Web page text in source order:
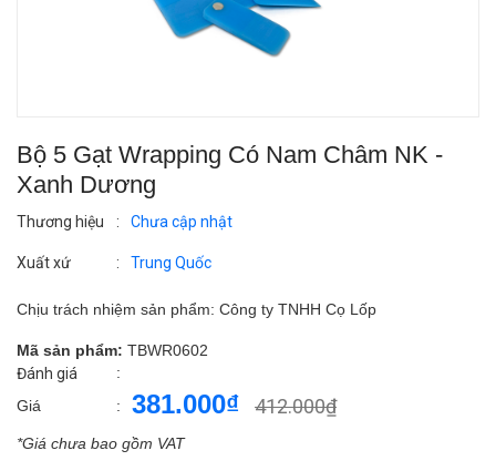
Bộ 5 Gạt Wrapping Có Nam Châm NK -
Xanh Dương
Thương hiệu : Chưa cập nhật
Xuất xứ : Trung Quốc
Chịu trách nhiệm sản phẩm: Công ty TNHH Cọ Lốp
Mã sản phẩm: TBWR0602
Đánh giá
:
Giá
: 381.000₫ 412.000₫
*Giá chưa bao gồm VAT